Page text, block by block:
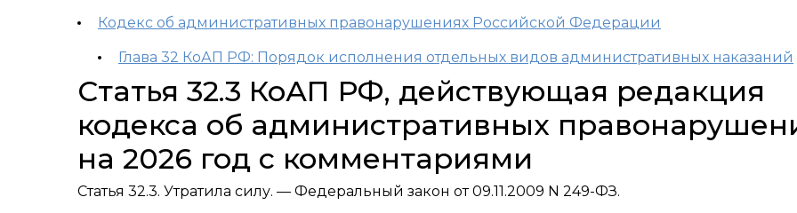
Кодекс об административных правонарушениях Российской Федерации
Глава 32 КоАП РФ: Порядок исполнения отдельных видов административных наказаний
Статья 32.3 КоАП РФ, действующая редакция
кодекса об административных
на 2026 год с комментариями
Статья 32.3. Утратила силу. — Федеральный закон от 09.11.2009 N 249-ФЗ.